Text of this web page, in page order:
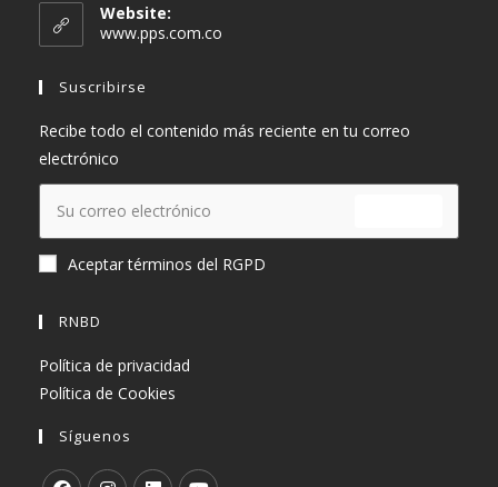
Website:
www.pps.com.co
Suscribirse
Recibe todo el contenido más reciente en tu correo
electrónico
Aceptar términos del RGPD
RNBD
Política de privacidad
Política de Cookies
Síguenos